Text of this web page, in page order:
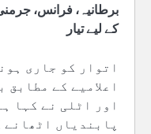
برطانیہ، فرانس، جرمنی
کے لیے تیار
اتوار کو جاری
اعلامیے کے
اور اٹلی نے کہا
پابندیاں